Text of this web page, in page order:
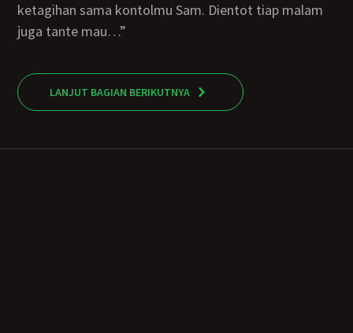
ketagihan sama kontolmu Sam. Dientot tiap malam
juga tante mau…”
LANJUT BAGIAN BERIKUTNYA